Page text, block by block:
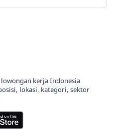
kerja Indonesia
lokasi, kategori, sektor